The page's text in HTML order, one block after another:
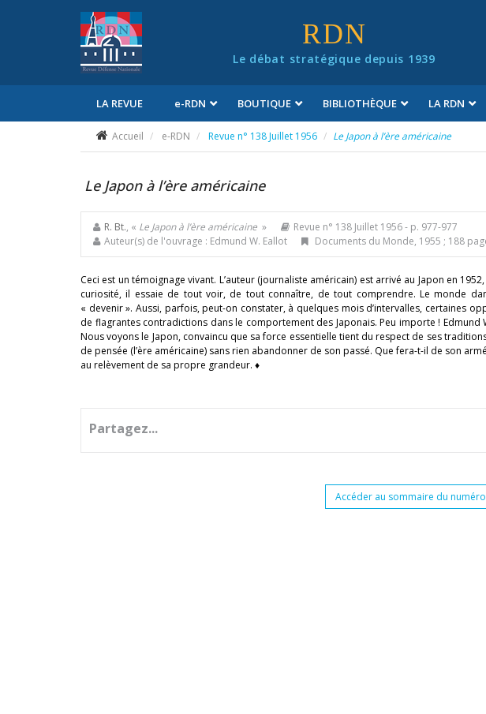
RDN
Le débat stratégique depuis 1939
LA REVUE e-RDN BOUTIQUE BIBLIOTHÈQUE LA RDN
Accueil e-RDN Revue n° 138 Juillet 1956 Le Japon à l’ère américaine
Le Japon à l’ère américaine
R. Bt., « Le Japon à l’ère américaine » Revue n° 138 Juillet 1956- p. 977-977
Auteur(s) de l'ouvrage : Edmund W. Eallot
Documents du Monde, 1955 ; 188
Ceci est un témoignage vivant. L’auteur (journaliste américain) est arrivé au Japon en
curiosité, il essaie de tout voir, de tout connaître, de tout comprendre. Le monde
« devenir ». Aussi, parfois, peut-on constater, à quelques mois d’intervalles, certaines
de flagrantes contradictions dans le comportement des Japonais. Peu importe ! Edmund
Nous voyons le Japon, convaincu que sa force essentielle tient du respect de ses
de pensée (l’ère américaine) sans rien abandonner de son passé. Que fera-t-il de son
au relèvement de sa propre grandeur. ♦
Partagez...
Accéder au sommaire du numéro